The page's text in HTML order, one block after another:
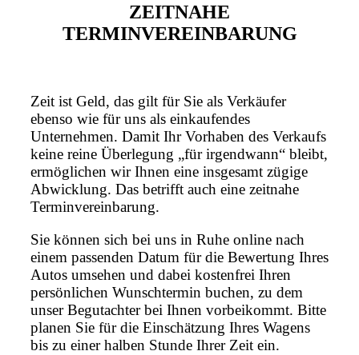
ZEITNAHE
TERMINVEREINBARUNG
Zeit ist Geld, das gilt für Sie als Verkäufer
ebenso wie für uns als einkaufendes
Unternehmen. Damit Ihr Vorhaben des Verkaufs
keine reine Überlegung „für irgendwann“ bleibt,
ermöglichen wir Ihnen eine insgesamt zügige
Abwicklung. Das betrifft auch eine zeitnahe
Terminvereinbarung.
Sie können sich bei uns in Ruhe online nach
einem passenden Datum für die Bewertung Ihres
Autos umsehen und dabei kostenfrei Ihren
persönlichen Wunschtermin buchen, zu dem
unser Begutachter bei Ihnen vorbeikommt. Bitte
planen Sie für die Einschätzung Ihres Wagens
bis zu einer halben Stunde Ihrer Zeit ein.